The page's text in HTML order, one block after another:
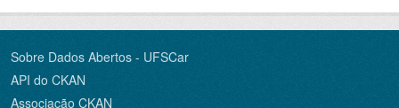
Sobre Dados Abertos - UFSCar
API do CKAN
Associação CKAN